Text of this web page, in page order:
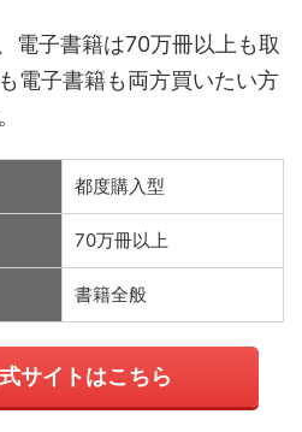
電子書籍は70万冊以上も取
電子書籍も両方買いたい方
都度購入型
70万冊以上
書籍全般
サイトはこちら